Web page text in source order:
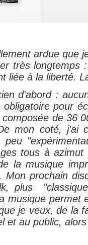
ardue que
très longtemps
liée à la liberté.
d'abord :
pour
de 36
mon coté, j'ai
tous à
la musique
Mon prochain
plus
musique permet
je veux, de la
et au public,